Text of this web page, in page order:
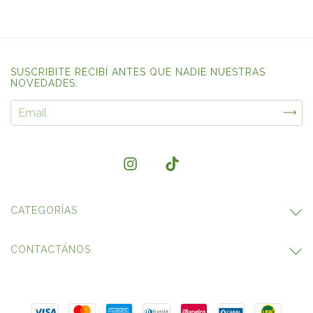
SUSCRIBITE RECIBÍ ANTES QUE NADIE NUESTRAS
NOVEDADES.
CATEGORÍAS
CONTACTÁNOS